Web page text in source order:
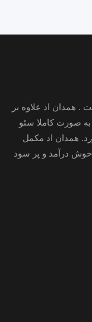
. همدان اد علاوه بر
به صورت کاملا سئو
همدان اد مکمل
درآمد و پر سود